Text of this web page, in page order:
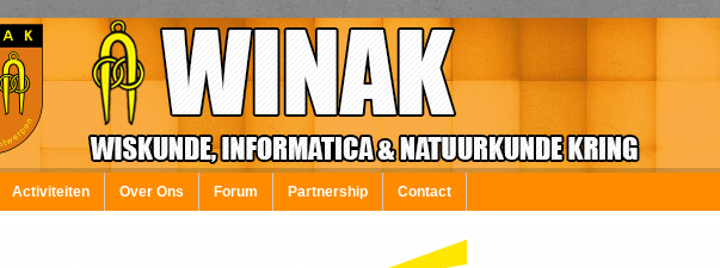
Activiteiten Over Ons Forum Partnership Contact